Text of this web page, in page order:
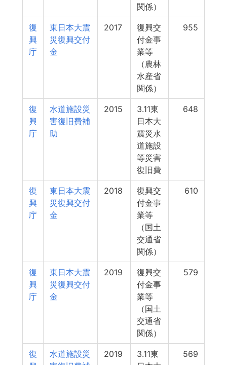
関係）
復
興
庁
東日本大震
災復興交付
金
2017
復興交
付金事
業等
（農林
水産省
関係）
955
復
興
庁
水道施設災
害復旧費補
助
2015
3.11東
日本大
震災水
道施設
等災害
復旧費
648
復
興
庁
東日本大震
災復興交付
金
2018
復興交
付金事
業等
（国土
交通省
関係）
610
復
興
庁
東日本大震
災復興交付
金
2019
復興交
付金事
業等
（国土
交通省
関係）
579
復
水道施設災
2019
3.11東
569